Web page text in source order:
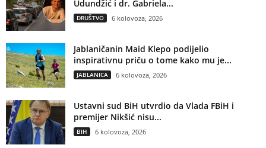
Udundžić i dr. Gabriela...
DRUŠTVO 6 kolovoza, 2026
Jablaničanin Maid Klepo podijelio
inspirativnu priču o tome kako mu je...
JABLANICA 6 kolovoza, 2026
Ustavni sud BiH utvrdio da Vlada FBiH i
premijer Nikšić nisu...
BIH 6 kolovoza, 2026